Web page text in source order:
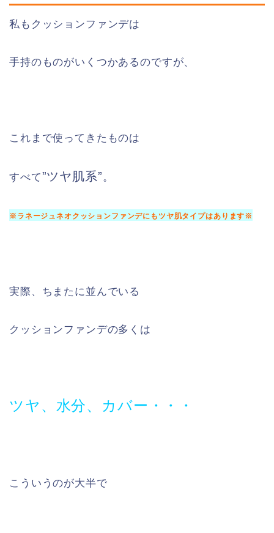
私もクッションファンデは
手持のものがいくつかあるのですが、
これまで使ってきたものは
すべて”ツヤ肌系”。
※ラネージュネオクッションファンデにもツヤ肌タイプはあります※
実際、ちまたに並んでいる
クッションファンデの多くは
ツヤ、水分、カバー・・・
こういうのが大半で